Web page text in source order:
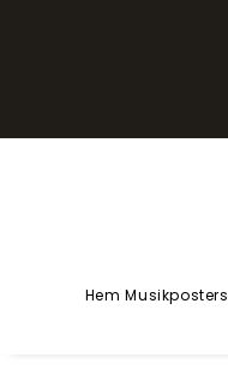
Hem Musikposters